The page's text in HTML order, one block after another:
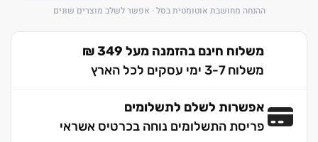
ההנחה מחושבת אוטומטית בסל · אפשר לשלב מוצרים שונים
משלוח חינם בהזמנה מעל 349 ₪
משלוח 3-7 ימי עסקים לכל הארץ
אפשרות לשלם לתשלומים
פריסת התשלומים נוחה בכרטיס אשראי